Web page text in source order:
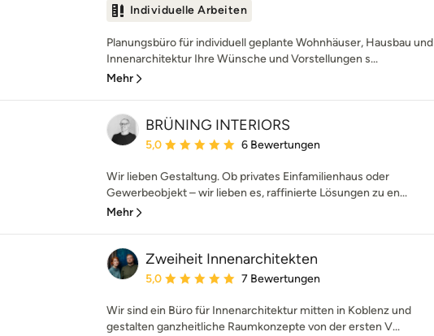
Individuelle Arbeiten
Planungsbüro für individuell geplante Wohnhäuser, Hausbau und
Innenarchitektur Ihre Wünsche und Vorstellungen s...
Mehr
BRÜNING INTERIORS
Durchschnittliche Bewertung: 5 von 5 Sternen
5,0 6 Bewertungen
Wir lieben Gestaltung. Ob privates Einfamilienhaus oder
Gewerbeobjekt – wir lieben es, raffinierte Lösungen zu en...
Mehr
Zweiheit Innenarchitekten
Durchschnittliche Bewertung: 5 von 5 Sternen
5,0 7 Bewertungen
Wir sind ein Büro für Innenarchitektur mitten in Koblenz und
gestalten ganzheitliche Raumkonzepte von der ersten V...